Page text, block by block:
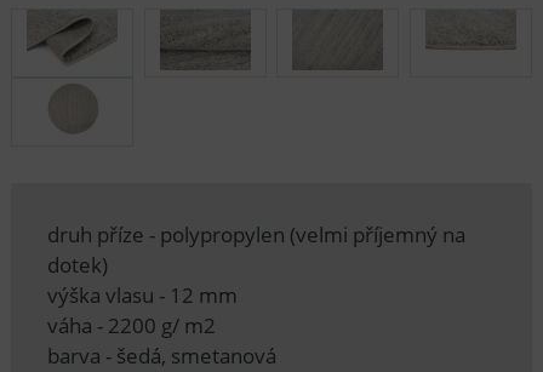
druh příze - polypropylen (velmi příjemný na
dotek)
výška vlasu - 12 mm
váha - 2200 g/ m2
barva - šedá, smetanová